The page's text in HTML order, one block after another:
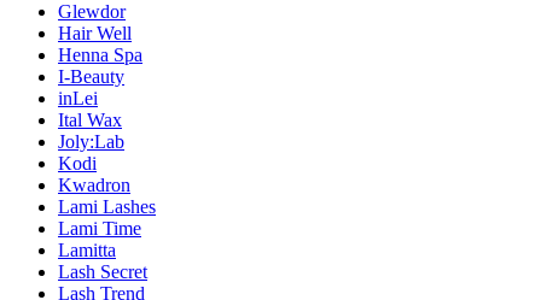
Glewdor
Hair Well
Henna Spa
I-Beauty
inLei
Ital Wax
Joly:Lab
Kodi
Kwadron
Lami Lashes
Lami Time
Lamitta
Lash Secret
Lash Trend